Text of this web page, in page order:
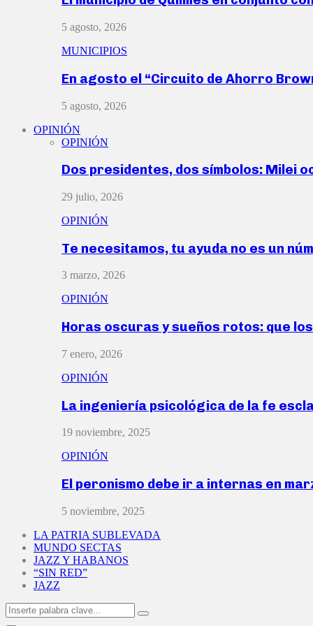
5 agosto, 2026
MUNICIPIOS
En agosto el “Circuito de Ahorro
5 agosto, 2026
OPINIÓN
OPINIÓN
Dos presidentes, dos símbolos: Milei
29 julio, 2026
OPINIÓN
Te necesitamos, tu ayuda no es un
3 marzo, 2026
OPINIÓN
Horas oscuras y sueños rotos: que
7 enero, 2026
OPINIÓN
La ingeniería psicológica de la fe
19 noviembre, 2025
OPINIÓN
El peronismo debe ir a internas en
5 noviembre, 2025
LA PATRIA SUBLEVADA
MUNDO SECTAS
JAZZ Y HABANOS
“SIN RED”
JAZZ
Search
for:
Search